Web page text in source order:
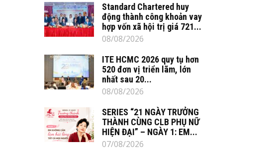
Standard Chartered huy
động thành công khoản vay
hợp vốn xã hội trị giá 721...
08/08/2026
ITE HCMC 2026 quy tụ hơn
520 đơn vị triển lãm, lớn
nhất sau 20...
08/08/2026
SERIES “21 NGÀY TRƯỞNG
THÀNH CÙNG CLB PHỤ NỮ
HIỆN ĐẠI” – NGÀY 1: EM...
07/08/2026